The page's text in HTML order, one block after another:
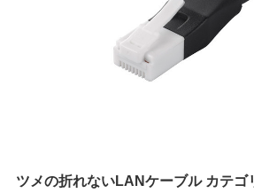
ツメの折れないLANケーブル カテゴ